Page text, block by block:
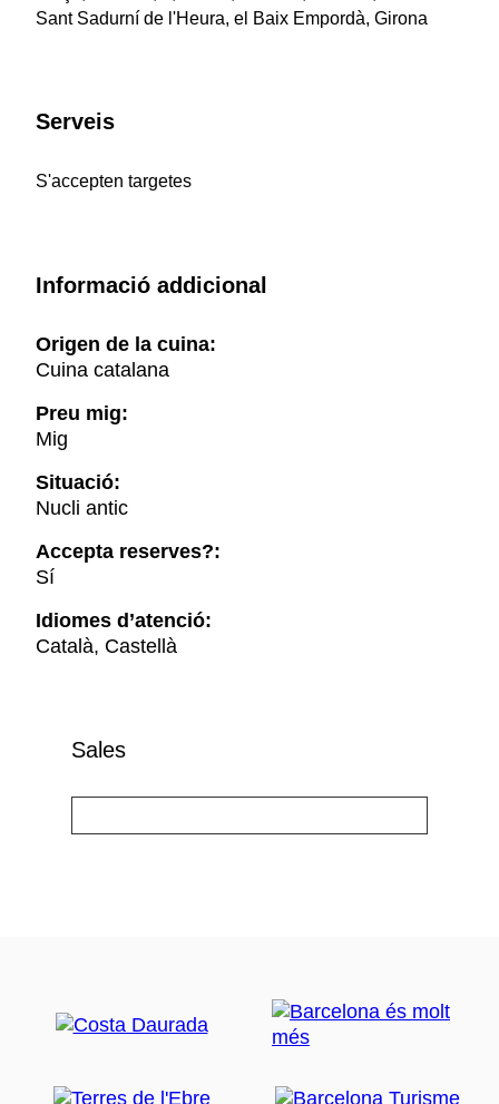
Sant Sadurní de l'Heura, el Baix Empordà, Girona
Serveis
S'accepten targetes
Informació addicional
Origen de la cuina:
Cuina catalana
Preu mig:
Mig
Situació:
Nucli antic
Accepta reserves?:
Sí
Idiomes d’atenció:
Català, Castellà
Sales